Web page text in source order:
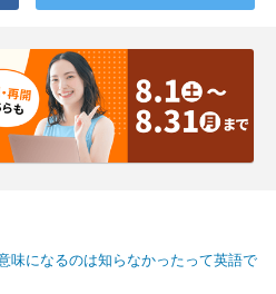
味になるのは知らなかったって英語で